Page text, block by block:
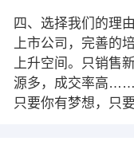
四、选择我们的理由
上市公司，完善的
上升空间。只销售
源多，成交率高……
只要你有梦想，只